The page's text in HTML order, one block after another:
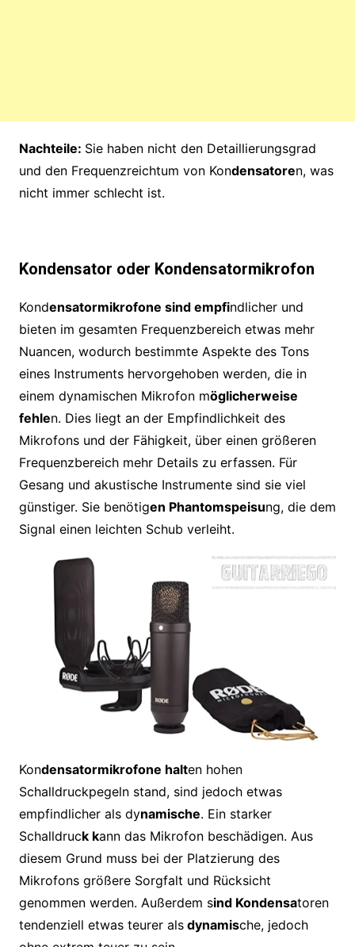
Nachteile: Sie haben nicht den Detaillierungsgrad
und den Frequenzreichtum von Kondensatoren, was
nicht immer schlecht ist.
Kondensator oder Kondensatormikrofon
Kondensatormikrofone sind empfindlicher und
bieten im gesamten Frequenzbereich etwas mehr
Nuancen, wodurch bestimmte Aspekte des Tons
eines Instruments hervorgehoben werden, die in
einem dynamischen Mikrofon möglicherweise
fehlen. Dies liegt an der Empfindlichkeit des
Mikrofons und der Fähigkeit, über einen größeren
Frequenzbereich mehr Details zu erfassen. Für
Gesang und akustische Instrumente sind sie viel
günstiger. Sie benötigen Phantomspeisung, die dem
Signal einen leichten Schub verleiht.
Kondensatormikrofone halten hohen
Schalldruckpegeln stand, sind jedoch etwas
empfindlicher als dynamische. Ein starker
Schalldruck kann das Mikrofon beschädigen. Aus
diesem Grund muss bei der Platzierung des
Mikrofons größere Sorgfalt und Rücksicht
genommen werden. Außerdem sind Kondensatoren
tendenziell etwas teurer alsdynamische, jedoch